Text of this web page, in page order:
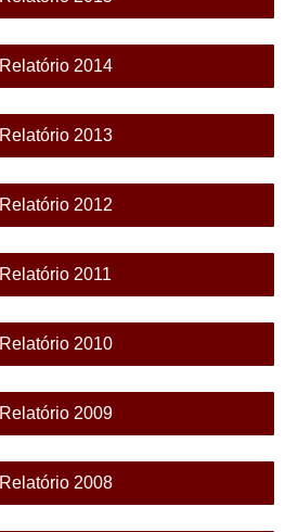
Relatório 2014
Relatório 2013
Relatório 2012
Relatório 2011
Relatório 2010
Relatório 2009
Relatório 2008